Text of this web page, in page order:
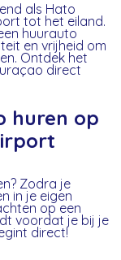
als Hato
tot het eiland.
huurauto
en vrijheid om
Ontdek het
direct
huren op
Zodra je
in je eigen
op een
voordat je bij je
direct!